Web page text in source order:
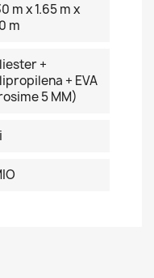
m x 1.65 m x
m
+
+ EVA
5 MM)